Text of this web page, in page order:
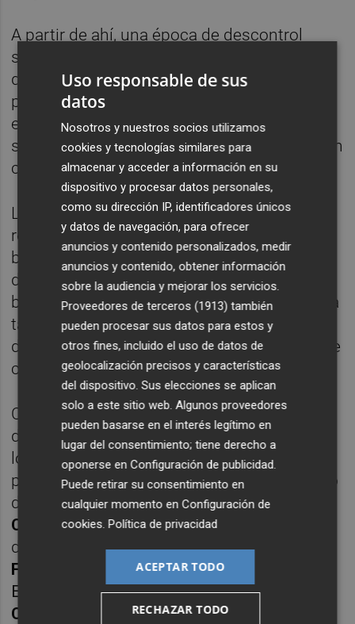
A partir de ahí, una época de descontrol
simbolizada por Juan Soler, el presidente
que utilizó a Ronald Koeman para apartar al
propio Albelda y a dos de sus compañeros
en 2007 del equipo, generando un cisma
social y deportivo que tardó muchos años en
cicatrizar.
Los últimos años del capitán supusieron un
reencuentro con la sensación de portar el
brazalete, la etapa de Unai Emery, la llegada
de un excompañero como Pellegrino al
banquillo y finalmente su adiós al fútbol, una
tarde de lunes en junio de 2013 y después
de que el club presidido por Amadeo Salvo le
comunicase con no contaba con él.
Cerramos la charla repasando su última
década en los medios de comunicación, en
los banquillos y, en la actualidad, como
padre que disfruta del crecimiento deportivo
de sus tres hijos. Desde el Hotel NH
Collection de Valencia. Con la colaboración
de
Conrado Valle, Javier Subirats, Robert
Fernández, Vicente Rodríguez y Luis Furió
Extractos de audio deValencia CF, RTVV,
Cadena Cope y Cadena Ser.
Uso responsable de sus
datos
Nosotros y nuestros socios utilizamos
cookies y tecnologías similares para
almacenar y acceder a información en su
dispositivo y procesar datos personales,
como su dirección IP, identificadores únicos
y datos de navegación, para ofrecer
anuncios y contenido personalizados, medir
anuncios y contenido, obtener información
sobre la audiencia y mejorar los servicios.
Proveedores de terceros (1913) también
pueden procesar sus datos para estos y
otros fines, incluido el uso de datos de
geolocalización precisos y características
del dispositivo. Sus elecciones se aplican
solo a este sitio web. Algunos proveedores
pueden basarse en el interés legítimo en
lugar del consentimiento; tiene derecho a
oponerse enConfiguración de publicidad
Puede retirar su consentimiento en
cualquier momento enConfiguración de
cookies .Política de privacidad
ACEPTAR TODO
RECHAZAR TODO